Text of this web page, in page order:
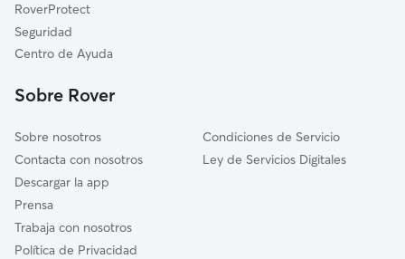
Sarrià de Ter
Celrà
RoverProtect
Seguridad
Centro de Ayuda
Sobre Rover
Sobre nosotros
Contacta con nosotros
Descargar la app
Prensa
Trabaja con nosotros
Política de Privacidad
Condiciones de Servicio
Ley de Servicios Digitales